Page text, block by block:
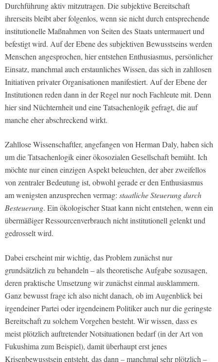
Durchführung aktiv mitzutragen. Die subjektive Bereitschaft
ihrerseits bleibt aber folgenlos, wenn sie nicht durch entsprechende
institutionelle Maßnahmen von Seiten des Staats untermauert und
befestigt wird. Auf der Ebene des subjektiven Bewusstseins werden
Menschen angesprochen, hier entstehen Enthusiasmus, persönlicher
Einsatz, manchmal auch erstaunliches Wissen, das sich in zahllosen
Initiativen privater Organisationen manifestiert. Auf der Ebene der
Institutionen reden dann in der Regel nur noch Fachleute mit. Denn
hier sind Nüchternheit und eine Tatsachenlogik gefragt, die auf
manche eher abschreckend wirkt.
Zahllose Wissenschaftler, angefangen von Herman Daly, haben sich
um die Tatsachenlogik einer ökosozialen Gesellschaft bemüht. Ich
möchte nur einen einzigen Aspekt beleuchten, der aber zweifellos
von zentraler Bedeutung ist, obwohl gerade er den Enthusiasmus
am wenigsten anzusprechen vermag: staatliche Steuerung durch
Besteuerung. Ein ökologischer Staat kann nicht entstehen, wenn ein
übermäßiger Ressourcenverbrauch nicht institutionell gelenkt und
gedrosselt wird.
Dabei erscheint mir wichtig, das Problem zunächst nur
grundsätzlich zu behandeln – als theoretische Aufgabe sozusagen,
deren praktische Umsetzung wir zunächst einmal ausklammern.
Ganz bewusst frage ich also nicht danach, ob im Augenblick bei
irgendeiner Partei oder irgendeinem Politiker auch nur die geringste
Bereitschaft zu solchem Vorgehen besteht. Wir wissen, dass es
meist plötzlich auftretender Notsituationen bedarf (in der Art von
Fukushima zum Beispiel), damit überhaupt erst jenes
Krisenbewusstsein entsteht, das dann – manchmal sehr plötzlich –